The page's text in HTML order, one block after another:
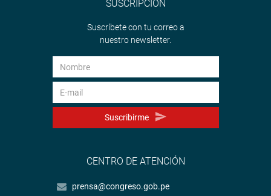
SUSCRIPCIÓN
Suscríbete con tu correo a
nuestro newsletter.
Suscribirme
CENTRO DE ATENCIÓN
prensa@congreso.gob.pe